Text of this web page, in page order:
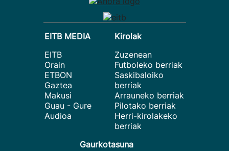
EITB MEDIA
EITB
Orain
ETBON
Gaztea
Makusi
Guau - Gure
Audioa
Kirolak
Zuzenean
Futboleko berriak
Saskibaloiko
berriak
Arrauneko berriak
Pilotako berriak
Herri-kirolakeko
berriak
Gaurkotasuna